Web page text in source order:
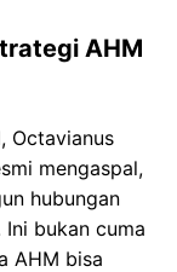
AHM
Octavianus
mengaspal,
hubungan
bukan cuma
AHM bisa